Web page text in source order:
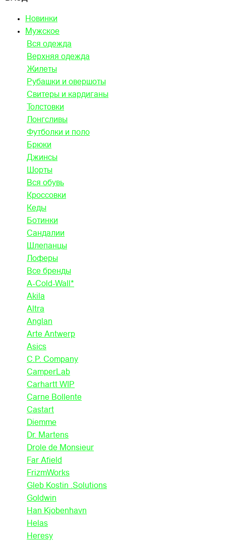
Новинки
Мужское
Вся одежда
Верхняя одежда
Жилеты
Рубашки и овершоты
Свитеры и кардиганы
Толстовки
Лонгсливы
Футболки и поло
Брюки
Джинсы
Шорты
Вся обувь
Кроссовки
Кеды
Ботинки
Сандалии
Шлепанцы
Лоферы
Все бренды
A-Cold-Wall*
Akila
Altra
Anglan
Arte Antwerp
Asics
C.P. Company
CamperLab
Carhartt WIP
Carne Bollente
Castart
Diemme
Dr. Martens
Drole de Monsieur
Far Afield
FrizmWorks
Gleb Kostin .Solutions
Goldwin
Han Kjobenhavn
Helas
Heresy